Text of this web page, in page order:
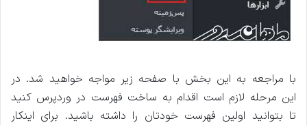
با مراجعه به این بخش با صفحه زیر مواجه خواهید شد. در
این مرحله لازم است اقدام به ساخت فهرست در وردپرس کنید
تا بتوانید اولین فهرست خودتان را داشته باشید. برای اینکار